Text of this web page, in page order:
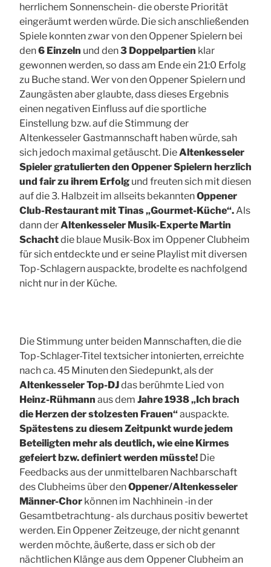
herrlichem Sonnenschein- die oberste Priorität
eingeräumt werden würde. Die sich anschließenden
Spiele konnten zwar von den Oppener Spielern bei
den6 Einzeln und den3 Doppelpartien klar
gewonnen werden, so dass am Ende ein 21:0 Erfolg
zu Buche stand. Wer von den Oppener Spielern und
Zaungästen aber glaubte, dass dieses Ergebnis
einen negativen Einfluss auf die sportliche
Einstellung bzw. auf die Stimmung der
Altenkesseler Gastmannschaft haben würde, sah
sich jedoch maximal getäuscht. DieAltenkesseler
Spieler gratulierten den Oppener Spielern herzlich
und fair zu ihrem Erfolg und freuten sich mit diesen
auf die 3. Halbzeit im allseits bekanntenOppener
Club-Restaurant mit Tinas „Gourmet-Küche“.Als
dann derAltenkesseler Musik-Experte Martin
Schachtdie blaue Musik-Box im Oppener Clubheim
für sich entdeckte und er seine Playlist mit diversen
Top-Schlagern auspackte, brodelte es nachfolgend
nicht nur in der Küche.
Die Stimmung unter beiden Mannschaften, die die
Top-Schlager-Titel textsicher intonierten, erreichte
nach ca. 45 Minuten den Siedepunkt, als der
Altenkesseler Top-DJdas berühmte Lied von
Heinz-Rühmann aus dem Jahre 1938 „Ich brach
die Herzen der stolzesten Frauen“auspackte.
Spätestens zu diesem Zeitpunkt wurde jedem
Beteiligten mehr als deutlich, wie eine Kirmes
gefeiert bzw. definiert werden müsste! Die
Feedbacks aus der unmittelbaren Nachbarschaft
des Clubheims über denOppener/Altenkesseler
Männer-Chor können im Nachhinein -in der
Gesamtbetrachtung- als durchaus positiv bewertet
werden. Ein Oppener Zeitzeuge, der nicht genannt
werden möchte, äußerte, dass er sich ob der
nächtlichen Klänge aus dem Oppener Clubheim an